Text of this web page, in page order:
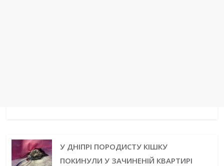
У ДНІПРІ ПОРОДИСТУ КІШКУ
ПОКИНУЛИ У ЗАЧИНЕНІЙ КВАРТИРІ